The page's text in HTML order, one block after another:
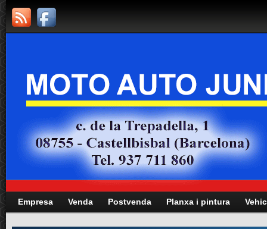
Empresa Venda Postvenda Planxa i pintura